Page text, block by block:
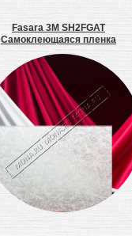
Fasara 3M SH2FGAT
Самоклеющаяся пленка